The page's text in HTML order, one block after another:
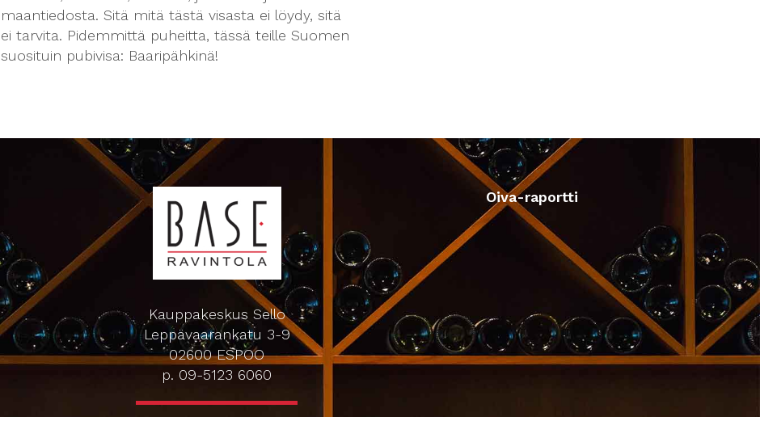
maantiedosta. Sitä mitä tästä visasta ei löydy, sitä
ei tarvita. Pidemmittä puheitta, tässä teille Suomen
suosituin pubivisa: Baaripähkinä!
Kauppakeskus Sello
Leppävaarankatu 3-9
02600 ESPOO
p. 09-5123 6060
Oiva-raportti